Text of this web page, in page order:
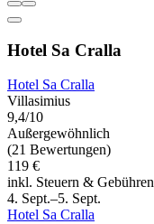
Hotel Sa Cralla
Hotel Sa Cralla
Villasimius
9,4/10
Außergewöhnlich
(21 Bewertungen)
119 €
inkl. Steuern & Gebühren
4. Sept.–5. Sept.
Hotel Sa Cralla